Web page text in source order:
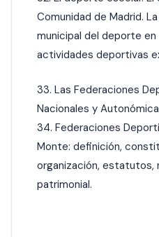
Comunidad de Madrid.
municipal del deporte en
actividades deportivas
33. Las Federaciones
Nacionales y
34. Federaciones
Monte: definición,
organización, estatutos,
patrimonial.